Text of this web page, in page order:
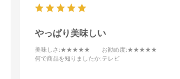
やっぱり美味しい
美味しさ :★★★★★ お勧め度:★★★★★
何で商品を知りましたか:テレビ